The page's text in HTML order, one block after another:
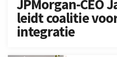
JPMorgan-CEO
leidt coalitie
integratie